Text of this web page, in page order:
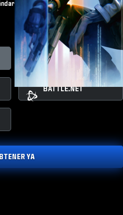
o una suscripción a Game Pass?
XBOX PC
BATTLE.NET
YA